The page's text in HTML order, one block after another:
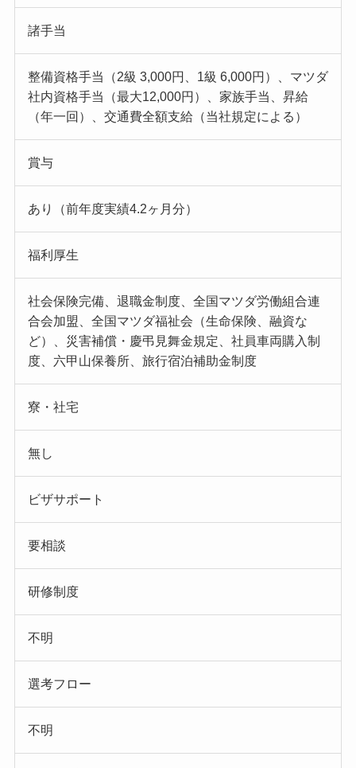
諸手当
整備資格手当（2級 3,000円、1級 6,000円）、マツダ
社内資格手当（最大12,000円）、家族手当、昇給
（年一回）、交通費全額支給（当社規定による）
賞与
あり（前年度実績4.2ヶ月分）
福利厚生
社会保険完備、退職金制度、全国マツダ労働組合連
合会加盟、全国マツダ福祉会（生命保険、融資な
ど）、災害補償・慶弔見舞金規定、社員車両購入制
度、六甲山保養所、旅行宿泊補助金制度
寮・社宅
無し
ビザサポート
要相談
研修制度
不明
選考フロー
不明